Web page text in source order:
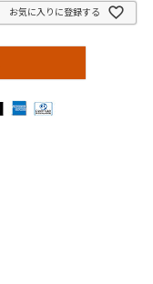
お気に入りに登録する